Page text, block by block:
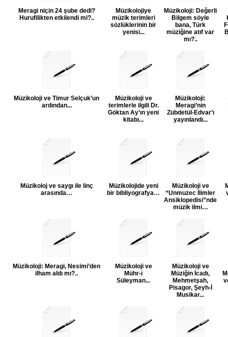
Meragi niçin 24 şube dedi?
Hurufilikten etkilendi mi?..
Müzikolojiye
müzik terimleri
sözlüklerinin bir
yenisi...
Müzikoloji: Değerli
Bilgem söyle
bana, Türk
müziğine atıf var
mı?..
Müzikoloji ve Timur Selçuk’un
ardından...
Müzikoloji ve
terimlerle ilgili Dr.
Göktan Ay’ın yeni
kitabı...
Müzikoloji:
Meragi’nin
Zübdetül-Edvar’ı
yayınlandı...
Müzikoloj ve saygı ile linç
arasında…
Müzikolojide yeni
bir bibliyografya…
Müzikoloji ve
“Unmuzec İlimler
Ansiklopedisi”nde
müzik ilmi…
Müzikoloji: Meragi, Nesimi’den
ilham aldı mı?..
Müzikoloji ve
Mühr-i
Süleyman...
Müzikoloji ve
Müziğin İcadı,
Mehmetşah,
Pisagor, Şeyh-İ
Musikar...